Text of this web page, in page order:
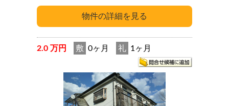
2.0 万円 敷 0ヶ月 礼 1ヶ月